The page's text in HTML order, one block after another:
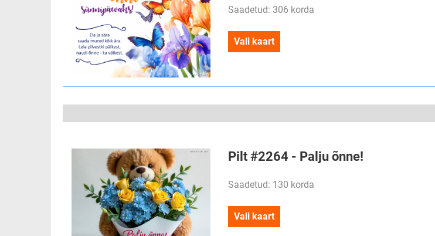
Saadetud: 306 korda
Vali kaart
Pilt #2264 - Palju õnne!
Saadetud: 130 korda
Vali kaart